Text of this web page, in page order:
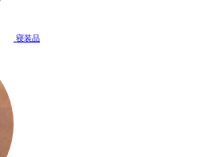
寝装品